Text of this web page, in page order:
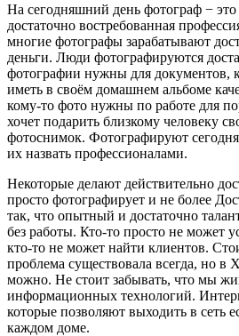
На сегодняшний день фотограф − это
достаточно востребованная
многие фотографы зарабатывают
деньги. Люди фотографируются
фотографии нужны для документов,
иметь в своём домашнем альбоме
кому-то фото нужны по работе для
хочет подарить близкому человеку
фотоснимок. Фотографируют
их назвать профессионалами.
Некоторые делают действительно
просто фотографирует и не более
так, что опытный и достаточно
без работы. Кто-то просто не может
кто-то не может найти клиентов.
проблема существовала всегда, но в
можно. Не стоит забывать, что мы
информационных технологий.
которые позволяют выходить в сеть
каждом доме.